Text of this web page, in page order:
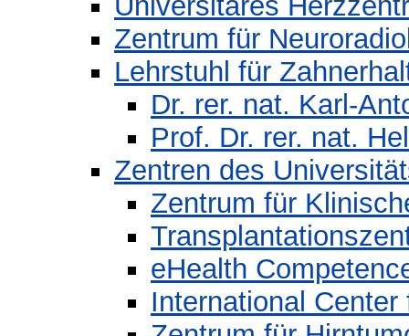
Zentrum für
Lehrstuhl für
Dr. rer. nat. Karl-
Prof. Dr. rer. nat.
Zentren des
Zentrum für
eHealth
International Center